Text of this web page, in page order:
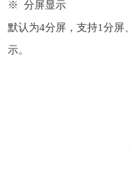
※ 分屏显示
默认为4分屏，支持1分屏
示。